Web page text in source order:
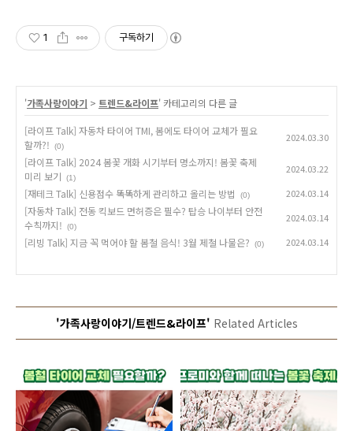
1 구독하기
'가족사랑이야기 > 트렌드&라이프' 카테고리의 다른 글
[라이프 Talk] 자동차 타이어 TMI, 봄에도 타이어 교체가 필요
할까?!
(0)
2024.03.30
[라이프 Talk] 2024 봄꽃 개화 시기부터 명소까지! 봄꽃 축제
미리 보기
(1)
2024.03.22
[재테크 Talk] 신용점수 똑똑하게 관리하고 올리는 방법 (0) 2024.03.14
[자동차 Talk] 전동 킥보드 면허증은 필수? 탑승 나이부터 안전
수칙까지!
(0)
2024.03.14
[리빙 Talk] 지금 꼭 먹어야 할 봄철 음식! 3월 제철 나물은? (0) 2024.03.14
'가족사랑이야기/트렌드&라이프' Related Articles